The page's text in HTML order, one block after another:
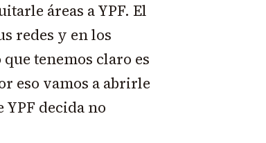
áreas a YPF. El
redes y en los
tenemos claro es
eso vamos a abrirle
YPF decida no